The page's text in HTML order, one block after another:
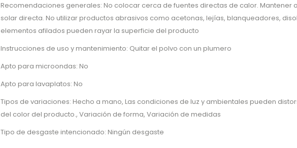
Recomendaciones generales: No colocar cerca de fuentes directas de calor. Mantener
solar directa. No utilizar productos abrasivos como acetonas, lejías, blanqueadores,
elementos afilados pueden rayar la superficie del producto
Instrucciones de uso y mantenimiento: Quitar el polvo con un plumero
Apto para microondas: No
Apto para lavaplatos: No
Tipos de variaciones: Hecho a mano, Las condiciones de luz y ambientales pueden
del color del producto., Variación de forma, Variación de medidas
Tipo de desgaste intencionado: Ningún desgaste